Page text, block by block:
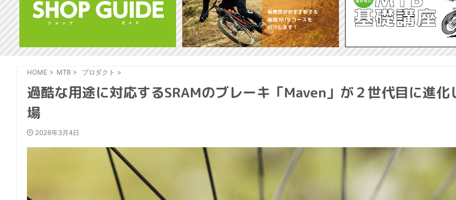
HOME > MTB > プロダクト >
過酷な用途に対応するSRAMのブレーキ「Maven」が２世代目に進化
場
2026年3月4日